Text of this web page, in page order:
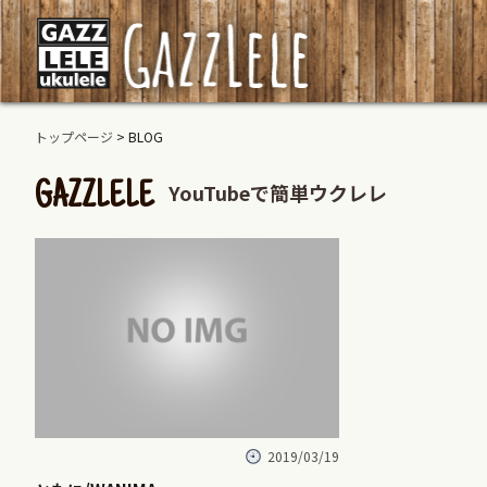
トップページ > BLOG
GAZZLELE YouTubeで簡単ウクレレ
2019/03/19